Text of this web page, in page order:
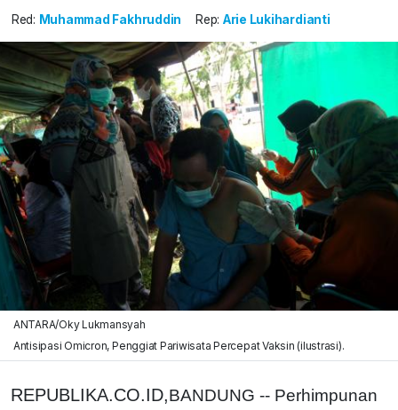
Red: Muhammad Fakhruddin Rep: Arie Lukihardianti
ANTARA/Oky Lukmansyah
Antisipasi Omicron, Penggiat Pariwisata Percepat Vaksin (ilustrasi).
REPUBLIKA.CO.ID,BANDUNG -- Perhimpunan